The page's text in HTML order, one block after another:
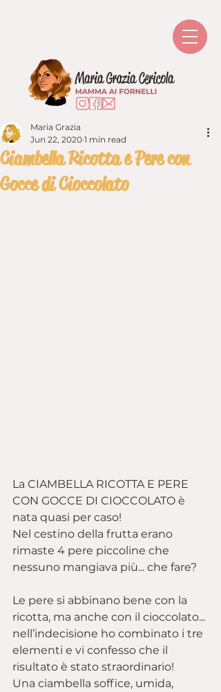
Ciambella Ricotta e Pere con
Gocce di Cioccolato
Maria Grazia
Jun 22, 2020 1 min read
La CIAMBELLA RICOTTA E PERE
CON GOCCE DI CIOCCOLATO è
nata quasi per caso!
Nel cestino della frutta erano
rimaste 4 pere piccoline che
nessuno mangiava più... che fare?
Le pere si abbinano bene con la
ricotta, ma anche con il cioccolato...
nell’indecisione ho combinato i tre
elementi e vi confesso che il
risultato è stato straordinario!
Una ciambella soffice, umida,